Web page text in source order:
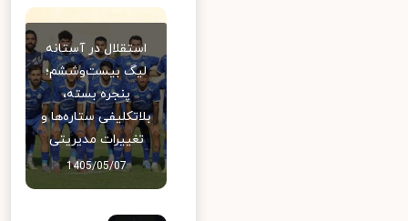
استقلال در آستانه
لیگ بیست‌وششم؛
پنجره بسته،
بلاتکلیفی ستاره‌ها و
تغییرات مدیریتی
1405/05/07